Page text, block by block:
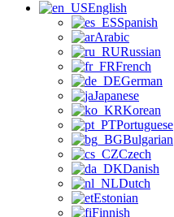
English
Spanish
Arabic
Russian
French
German
Japanese
Korean
Portuguese
Bulgarian
Czech
Danish
Dutch
Estonian
Finnish